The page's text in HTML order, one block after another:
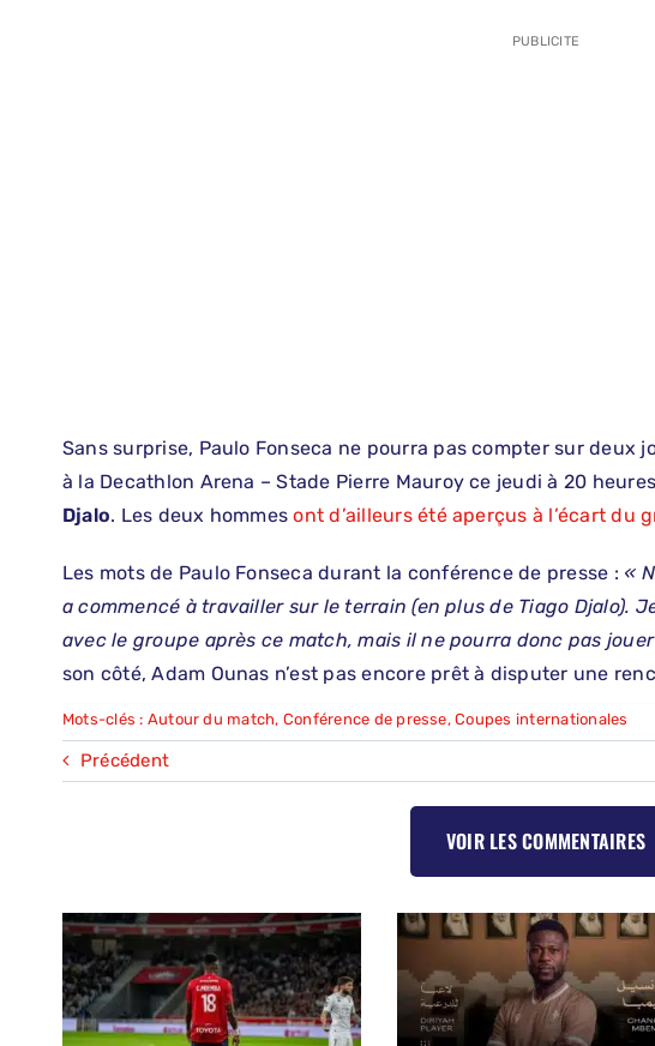
PUBLICITE
Sans surprise, Paulo Fonseca ne pourra pas compter sur deux
à la Decathlon Arena – Stade Pierre Mauroy ce jeudi à 20
Djalo. Les deux hommesont d’ailleurs été aperçus à l’écart du
Les mots de Paulo Fonseca durant la conférence de presse : «
a commencé à travailler sur le terrain (en plus de Tiago Djalo).
avec le groupe après ce match, mais il ne pourra donc pas
son côté, Adam Ounas n’est pas encore prêt à disputer une
Mots-clés : Autour du match, Conférence de presse,Coupes internationales
Précédent
VOIR LES COMMENTAIRES